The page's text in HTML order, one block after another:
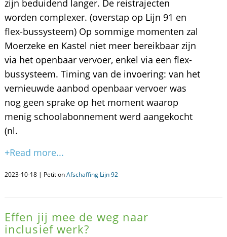
zijn beduidend langer. De reistrajecten
worden complexer. (overstap op Lijn 91 en
flex-bussysteem) Op sommige momenten zal
Moerzeke en Kastel niet meer bereikbaar zijn
via het openbaar vervoer, enkel via een flex-
bussysteem. Timing van de invoering: van het
vernieuwde aanbod openbaar vervoer was
nog geen sprake op het moment waarop
menig schoolabonnement werd aangekocht
(nl.
+Read more...
2023-10-18 | PetitionAfschaffing Lijn 92
Effen jij mee de weg naar
inclusief werk?